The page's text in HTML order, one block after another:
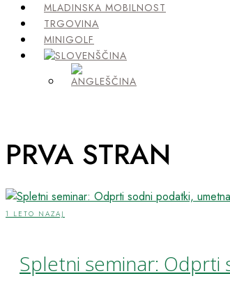
MLADINSKA MOBILNOST
TRGOVINA
MINIGOLF
PRVA STRAN
1 LETO NAZAJ
Spletni seminar: